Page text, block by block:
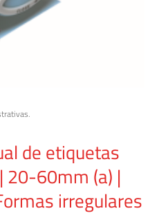
de etiquetas
20-60mm (a) |
irregulares